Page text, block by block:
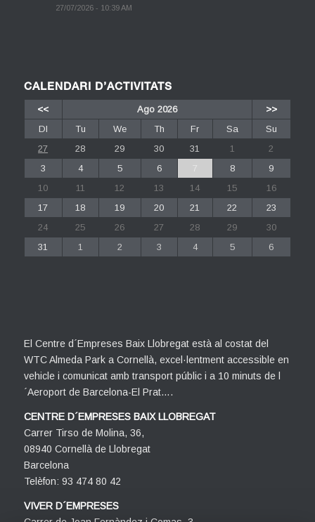
27/07/2026 - 10:39 AM
CALENDARI D’ACTIVITATS
<< Ago 2026
>>
Dl
Tu We Th Fr Sa
Su
27
28 29 30 31 1
2
3
4 5 6 7 8
9
10
11 12 13 14 15
16
17
18 19 20 21 22
23
24
25 26 27 28 29
30
31
1 2 3 4 5 6
El Centre d´Empreses Baix Llobregat està al costat del
WTC Almeda Park a Cornellà, excel·lentment accessible en
vehicle i comunicat amb transport públic i a 10 minuts de l
´Aeroport de Barcelona-El Prat….
CENTRE D´EMPRESES BAIX LLOBREGAT
Carrer Tirso de Molina, 36,
08940 Cornellà de Llobregat
Barcelona
Telèfon: 93 474 80 42
VIVER D´EMPRESES